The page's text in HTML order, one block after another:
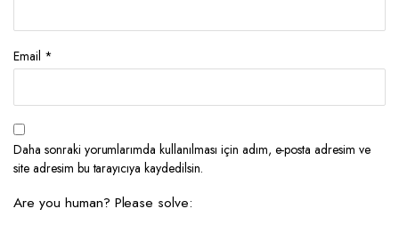
Email *
Daha sonraki yorumlarımda kullanılması için adım, e-posta adresim ve
site adresim bu tarayıcıya kaydedilsin.
Are you human? Please solve: